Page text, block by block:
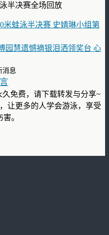
半决赛全场回放
米蛙泳半决赛 史婧琳小组第
园慧遗憾摘银泪洒领奖台 心
消息
免费，请下载转发与分享~
让更多的人学会游泳，享受
。